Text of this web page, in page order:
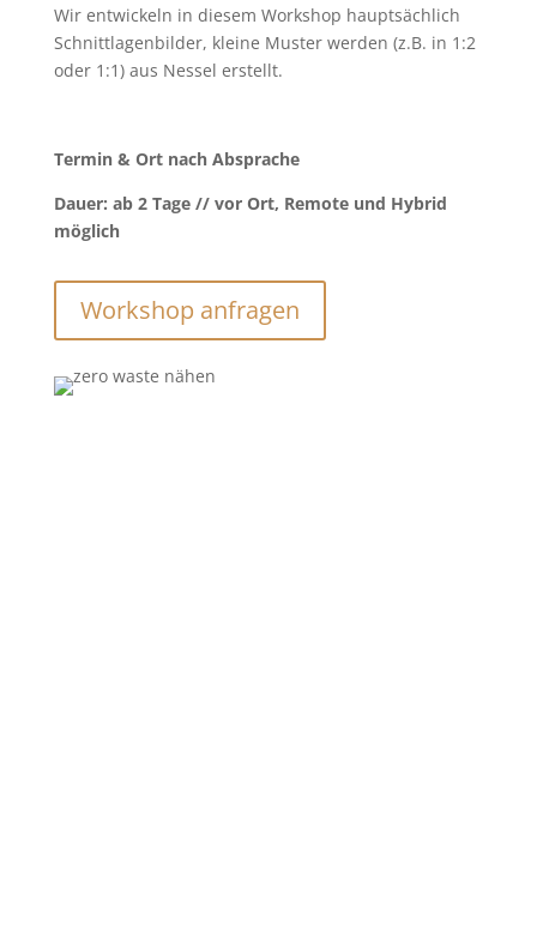
Wir entwickeln in diesem Workshop hauptsächlich
Schnittlagenbilder, kleine Muster werden (z.B. in 1:2
oder 1:1) aus Nessel erstellt.
Termin & Ort nach Absprache
Dauer: ab 2 Tage // vor Ort, Remote und Hybrid
möglich
Workshop anfragen